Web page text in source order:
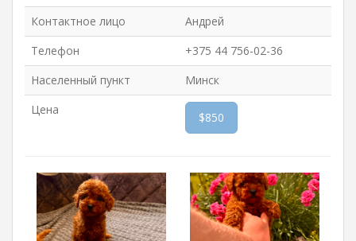
Контактное лицо
Андрей
Телефон
+375 44 756-02-36
Населенный пункт
Минск
Цена
$850